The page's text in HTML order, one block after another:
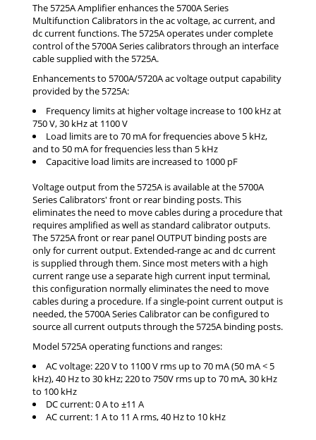
The 5725A Amplifier enhances the 5700A Series
Multifunction Calibrators in the ac voltage, ac current, and
dc current functions. The 5725A operates under complete
control of the 5700A Series calibrators through an interface
cable supplied with the 5725A.
Enhancements to 5700A/5720A ac voltage output capability
provided by the 5725A:
Frequency limits at higher voltage increase to 100 kHz at
750 V, 30 kHz at 1100 V
Load limits are to 70 mA for frequencies above 5 kHz,
and to 50 mA for frequencies less than 5 kHz
Capacitive load limits are increased to 1000 pF
The 5725A front or rear panel OUTPUT binding posts are
only for current output. Extended-range ac and dc current
is supplied through them. Since most meters with a high
current range use a separate high current input terminal,
this configuration normally eliminates the need to move
cables during a procedure. If a single-point current output is
needed, the 5700A Series Calibrator can be configured to
source all current outputs through the 5725A binding posts.
Model 5725A operating functions and ranges:
AC voltage: 220 V to 1100 V rms up to 70 mA (50 mA < 5
kHz), 40 Hz to 30 kHz; 220 to 750V rms up to 70 mA, 30 kHz
to 100 kHz
DC current: 0 A to ±11 A
AC current: 1 A to 11 A rms, 40 Hz to 10 kHz